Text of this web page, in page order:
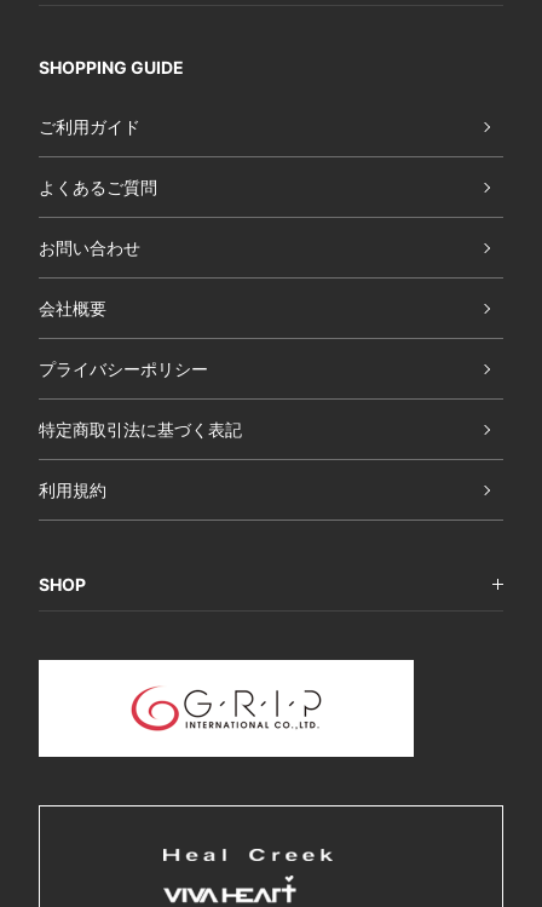
SHOPPING GUIDE
ご利用ガイド
よくあるご質問
お問い合わせ
会社概要
プライバシーポリシー
特定商取引法に基づく表記
利用規約
SHOP